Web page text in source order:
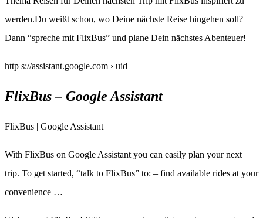
werden.Du weißt schon, wo Deine nächste Reise hingehen soll?
Dann “spreche mit FlixBus” und plane Dein nächstes Abenteuer!
http s://assistant.google.com › uid
FlixBus – Google Assistant
FlixBus | Google Assistant
With FlixBus on Google Assistant you can easily plan your next
trip. To get started, “talk to FlixBus” to: – find available rides at your
convenience …